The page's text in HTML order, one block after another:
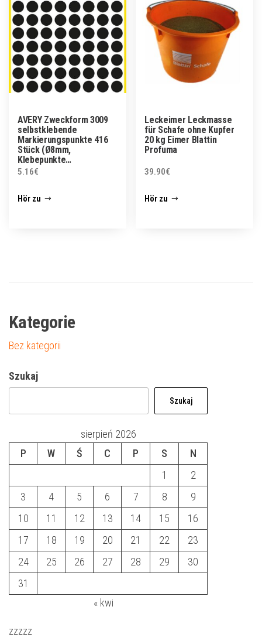
AVERY Zweckform 3009
selbstklebende
Markierungspunkte 416
Stück (Ø8mm,
Klebepunkte…
5.16€
Hör zu
Leckeimer Leckmasse
für Schafe ohne Kupfer
20 kg Eimer Blattin
Profuma
39.90€
Hör zu
Kategorie
Bez kategorii
Szukaj
Szukaj
sierpień 2026
P
W Ś C P S
N
1
2
3
4 5 6 7 8
9
10
11 12 13 14 15
16
17
18 19 20 21 22
23
24
25 26 27 28 29
30
31
« kwi
zzzzz